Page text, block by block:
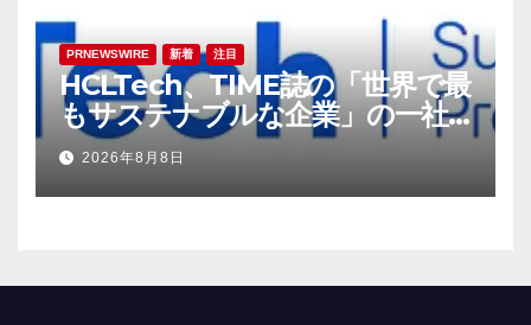
PRNEWSWIRE 新着 注目
HCLTech、TIME誌の「世界で最
もサステナブルな企業」の一社
に選出
2026年8月8日